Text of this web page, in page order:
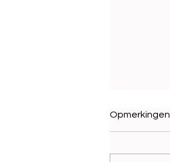
Opmerkingen